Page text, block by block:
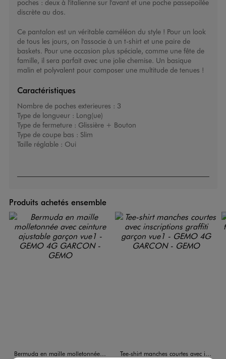
poches : deux à l'italienne sur l'avant et une poche passepoilée
discrète au dos.
Ce pantalon est un véritable caméléon du style ! Pour un look
de tous les jours, on l'associe à un t-shirt et une paire de
baskets. Pour une occasion plus spéciale, comme une fête de
famille, il sera parfait avec une jolie chemise. Un basique
malin et polyvalent pour composer une multitude de tenues !
Caractéristiques
Nombre de poches exterieures : 3
Type de longueur : Long(ue)
Type de fermeture : Glissière + Bouton
Type de coupe bas : Slim
Taille réglable : Oui
Produits achetés ensemble
Bermuda en maille molletonnée avec ceinture ajustable garçon Tee-shirt manches courtes avec inscriptions graffiti garçon